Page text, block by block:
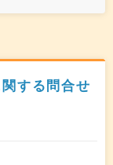
する問合せ